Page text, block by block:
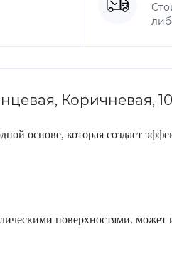
Коричневая,
основе, которая создает
поверхностями. может